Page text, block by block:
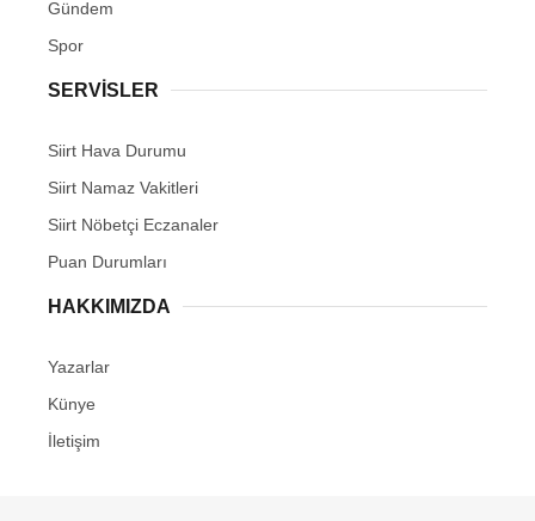
Gündem
Spor
SERVİSLER
Siirt Hava Durumu
Siirt Namaz Vakitleri
Siirt Nöbetçi Eczanaler
Puan Durumları
HAKKIMIZDA
Yazarlar
Künye
İletişim